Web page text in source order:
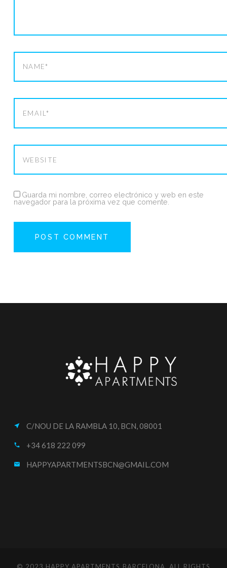
Guarda mi nombre, correo electrónico y web en este
navegador para la próxima vez que comente.
near_me C/NOU DE LA RAMBLA 10, BCN, 08001
call +34 618 222 099
email HAPPYAPARTMENTSBCN@GMAIL.COM
© 2023 HAPPY APARTMENTS BARCELONA. ALL RIGHTS